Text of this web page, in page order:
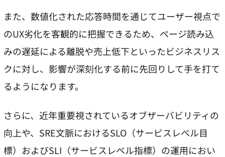
また、数値化された応答時間を通じてユーザー視点で
のUX劣化を客観的に把握できるため、ページ読み込
みの遅延による離脱や売上低下といったビジネスリス
クに対し、影響が深刻化する前に先回りして手を打て
るようになります。
さらに、近年重要視されているオブザーバビリティの
向上や、SRE文脈におけるSLO（サービスレベル目
標）およびSLI（サービスレベル指標）の運用におい